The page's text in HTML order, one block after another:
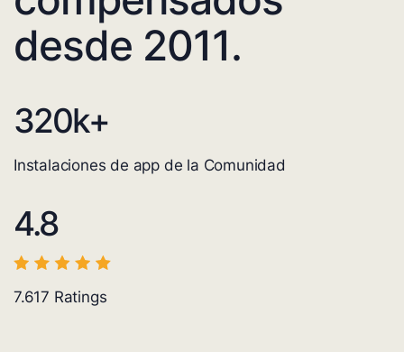
desde 2011.
320k+
Instalaciones de app de la Comunidad
4.8
7.617 Ratings